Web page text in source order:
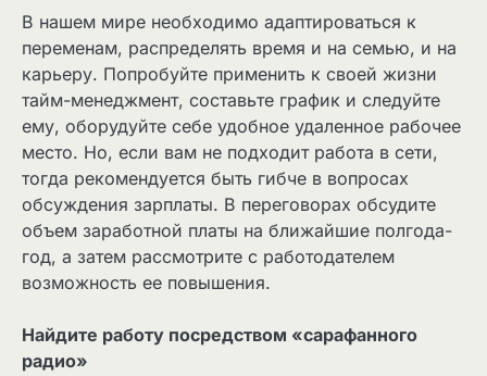
В нашем мире необходимо адаптироваться к
переменам, распределять время и на семью, и на
карьеру. Попробуйте применить к своей жизни
тайм-менеджмент, составьте график и следуйте
ему, оборудуйте себе удобное удаленное рабочее
место. Но, если вам не подходит работа в сети,
тогда рекомендуется быть гибче в вопросах
обсуждения зарплаты. В переговорах обсудите
объем заработной платы на ближайшие полгода-
год, а затем рассмотрите с работодателем
возможность ее повышения.
Найдите работу посредством «сарафанного
радио»